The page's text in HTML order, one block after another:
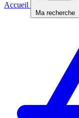
Accueil
Ma recherche